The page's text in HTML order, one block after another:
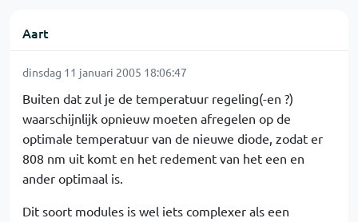
Aart
dinsdag 11 januari 2005 18:06:47
Buiten dat zul je de temperatuur regeling(-en ?)
waarschijnlijk opnieuw moeten afregelen op de
optimale temperatuur van de nieuwe diode, zodat er
808 nm uit komt en het redement van het een en
ander optimaal is.
Dit soort modules is wel iets complexer als een